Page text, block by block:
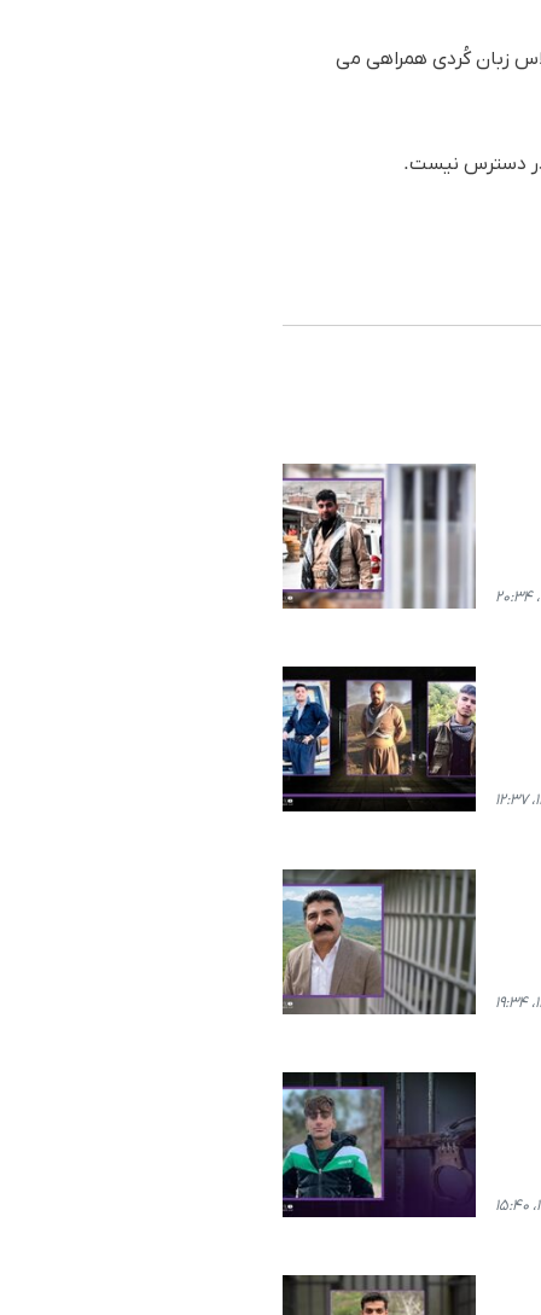
زبان کُردی همراهی می
در دسترس نیست.